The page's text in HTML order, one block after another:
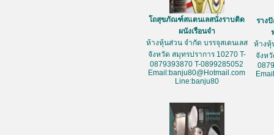
โถสุขภัณฑ์สแตนเลสนั่งราบติด
ผนังเรือนจำ
ห้างหุ้นส่วน จำกัด บรรจุสเตนเลส
จังหวัด สมุทรปราการ 10270 T-
0879393870 T-0899285052
Email:banju80@Hotmail.com
Line:banju80
ราง
ห้างหุ้
จังห